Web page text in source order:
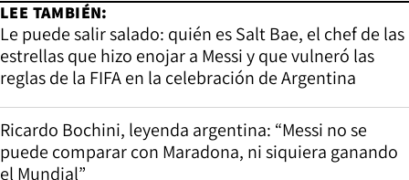
LEE TAMBIÉN:
Le puede salir salado: quién es Salt Bae, el chef de las
estrellas que hizo enojar a Messi y que vulneró las
reglas de la FIFA en la celebración de Argentina
Ricardo Bochini, leyenda argentina: “Messi no se
puede comparar con Maradona, ni siquiera ganando
el Mundial”